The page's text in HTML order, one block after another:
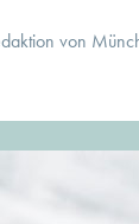
von